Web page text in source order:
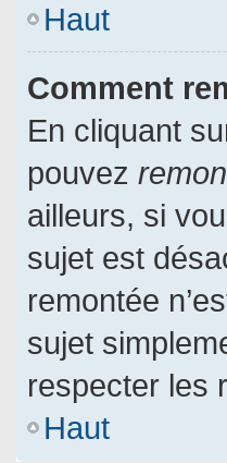
Haut
Comment
En cliquant
pouvez
ailleurs, si
sujet est
remontée
sujet
respecter les
Haut